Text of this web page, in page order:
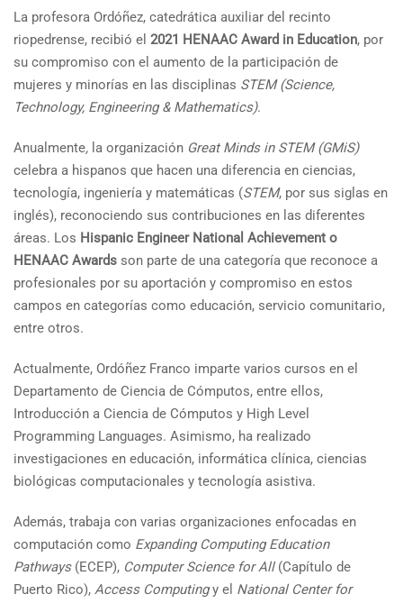
La profesora Ordóñez, catedrática auxiliar del recinto
riopedrense, recibió el 2021 HENAAC Award in Education, por
su compromiso con el aumento de la participación de
mujeres y minorías en las disciplinas STEM (Science,
Technology, Engineering& Mathematics).
Anualmente, la organización Great Minds in STEM (GMiS)
celebra a hispanos que hacen una diferencia en ciencias,
tecnología, ingeniería y matemáticas (STEM, por sus siglas en
inglés), reconociendo sus contribuciones en las diferentes
áreas. Los Hispanic Engineer National Achievement o
HENAAC Awards son parte de una categoría que reconoce a
profesionales por su aportación y compromiso en estos
campos en categorías como educación, servicio comunitario,
entre otros.
Actualmente, Ordóñez Franco imparte varios cursos en el
Departamento de Ciencia de Cómputos, entre ellos,
Introducción a Ciencia de Cómputos y High Level
Programming Languages. Asimismo, ha realizado
investigaciones en educación, informática clínica, ciencias
biológicas computacionales y tecnología asistiva.
Además, trabaja con varias organizaciones enfocadas en
computación como Expanding Computing Education
Pathways(ECEP), Computer Science for All(Capítulo de
Puerto Rico), Access Computingy el National Center for